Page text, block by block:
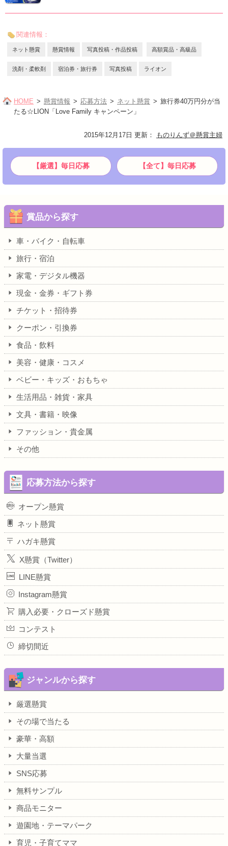
関連情報：
ネット懸賞 懸賞情報 写真投稿・作品投稿 高額賞品・高級品
洗剤・柔軟剤 宿泊券・旅行券 写真投稿 ライオン
HOME 懸賞情報 応募方法 ネット懸賞
旅行券40万円分が当
たる☆LION「Love Family キャンペーン」
2015年12月17日 更新 ： ものりんず＠懸賞主婦
【厳選】毎日応募 【全て】毎日応募
賞品から探す
車・バイク・自転車
旅行・宿泊
家電・デジタル機器
現金・金券・ギフト券
チケット・招待券
クーポン・引換券
食品・飲料
美容・健康・コスメ
ベビー・キッズ・おもちゃ
生活用品・雑貨・家具
文具・書籍・映像
ファッション・貴金属
その他
応募方法から探す
オープン懸賞
ネット懸賞
ハガキ懸賞
X懸賞（Twitter）
LINE懸賞
Instagram懸賞
購入必要・クローズド懸賞
コンテスト
締切間近
ジャンルから探す
厳選懸賞
その場で当たる
豪華・高額
大量当選
SNS応募
無料サンプル
商品モニター
遊園地・テーマパーク
育児・子育てママ